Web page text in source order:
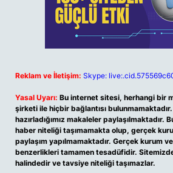
Reklam ve İletişim: Skype:
Yasal Uyarı: Bu internet sitesi, herhangi bir
şirketi ile hiçbir bağlantısı
hazırladığımız makaleler paylaşılmaktadır.
haber niteliği taşımamakta olup, gerçek
paylaşım yapılmamaktadır. Gerçek kurum
benzerlikleri tamamen tesadüfidir.
halindedir ve tavsiye niteliği taşımazlar.